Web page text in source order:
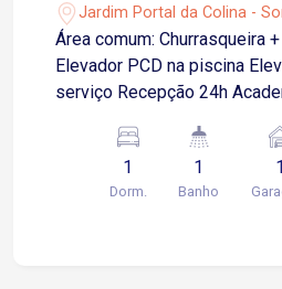
Jardim Portal da Colina -
Área comum: Churrasqueira
Elevador PCD na piscina
serviço Recepção 24h
comuns Portaria 24hrs
Água e gás encanados Apto: Ar cond smart 12 mil
BTU TV smart 50? Geladeira Filtro Microondas
1
Dorm.
1
Banho
1